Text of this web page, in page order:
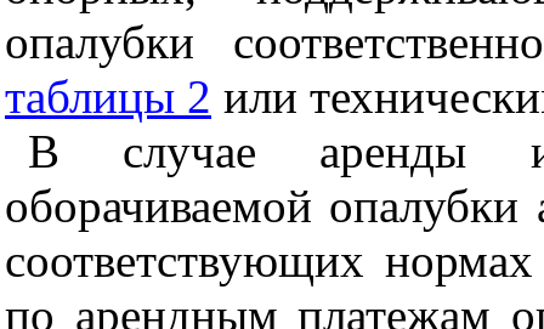
опалубки
таблицы 2 или
В случае аренды
оборачиваемой
соответствующих
по арендным платежам